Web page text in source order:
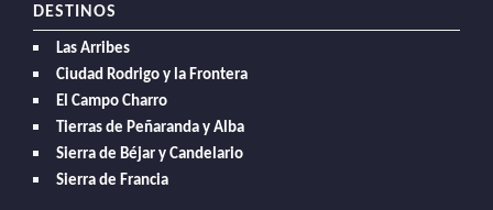
DESTINOS
Las Arribes
Ciudad Rodrigo y la Frontera
El Campo Charro
Tierras de Peñaranda y Alba
Sierra de Béjar y Candelario
Sierra de Francia